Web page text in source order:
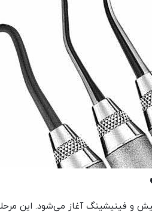
و فینیشینگ آغاز می‌شود. این